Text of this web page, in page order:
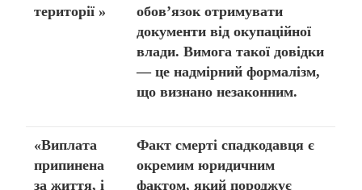
території »
обов’язок отримувати
документи від окупаційної
влади. Вимога такої довідки
— це надмірний формалізм,
що визнано незаконним.
«Виплата
припинена
за життя, і
Факт смерті спадкодавця є
окремим юридичним
фактом, який породжує